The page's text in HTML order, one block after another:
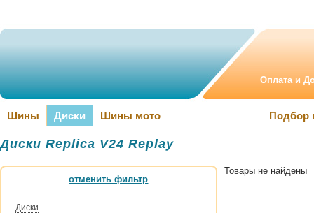
Оплата и
Шины Диски Шины мото Подбор
Диски Replica V24 Replay
отменить фильтр
Диски
Товары не найдены